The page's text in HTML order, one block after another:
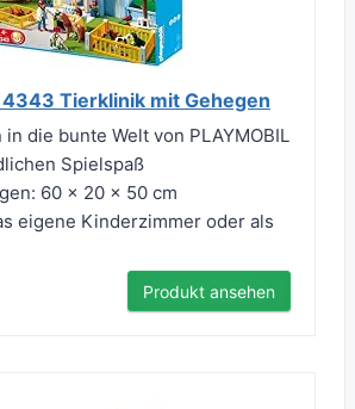
4343 Tierklinik mit Gehegen
in die bunte Welt von PLAYMOBIL
Spielspaß
60 x 20 x 50 cm
eigene Kinderzimmer oder als
Produkt ansehen